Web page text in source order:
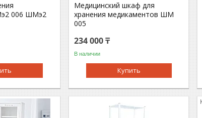
006 ШМэ2
Медицинский шкаф для
хранения медикаментов ШМ
005
234 000 ₸
В наличии
Купить